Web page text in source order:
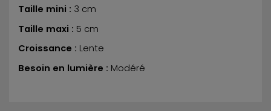
Taille mini : 3 cm
Taille maxi : 5 cm
Croissance : Lente
Besoin en lumière : Modéré